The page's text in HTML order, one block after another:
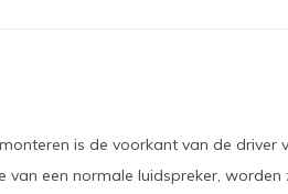
is de voorkant van de driver
een normale luidspreker,